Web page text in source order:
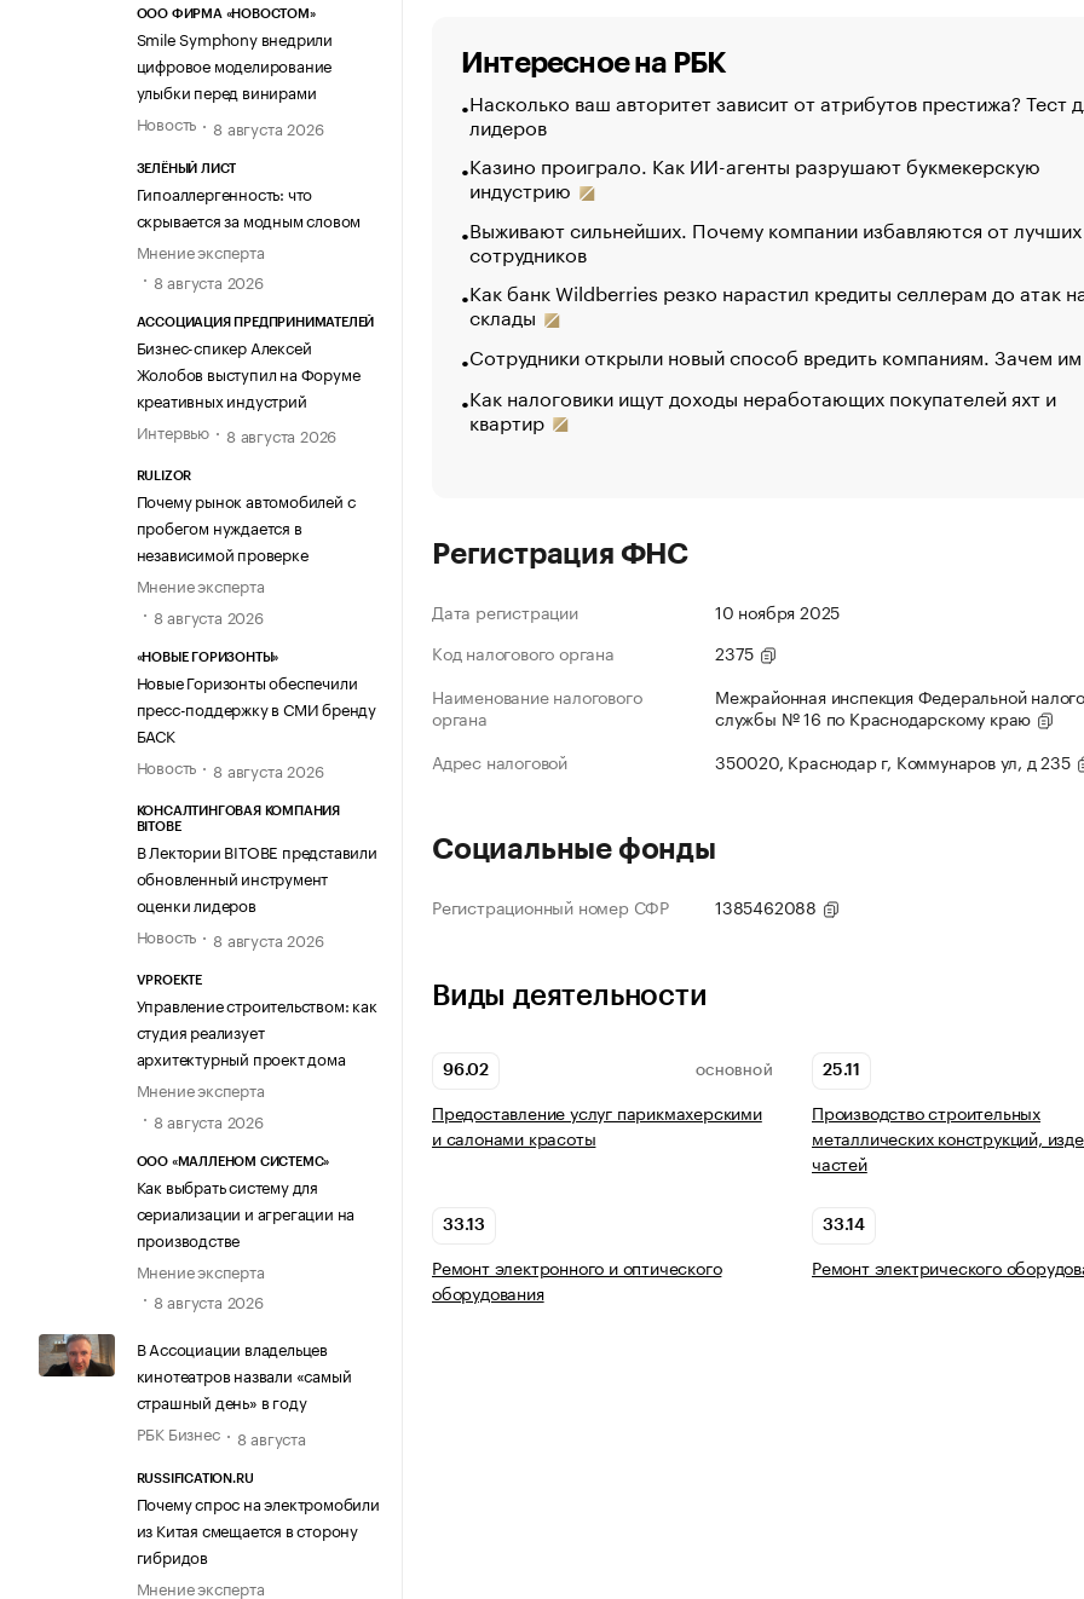
ООО ФИРМА «НОВОСТОМ»
Smile Symphony внедрили
цифровое моделирование
улыбки перед винирами
Новость
8 августа 2026
ЗЕЛЁНЫЙ ЛИСТ
Гипоаллергенность: что
скрывается за модным словом
Мнение эксперта
8 августа 2026
АССОЦИАЦИЯ ПРЕДПРИНИМАТЕЛЕЙ
Бизнес-спикер Алексей
Жолобов выступил на Форуме
креативных индустрий
Интервью
8 августа 2026
RULIZOR
Почему рынок автомобилей с
пробегом нуждается в
независимой проверке
Мнение эксперта
8 августа 2026
«НОВЫЕ ГОРИЗОНТЫ»
Новые Горизонты обеспечили
пресс-поддержку в СМИ бренду
БАСК
Новость
8 августа 2026
КОНСАЛТИНГОВАЯ КОМПАНИЯ
BITOBE
В Лектории BITOBE представили
обновленный инструмент
оценки лидеров
Новость
8 августа 2026
VPROEKTE
Управление строительством: как
студия реализует
архитектурный проект дома
Мнение эксперта
8 августа 2026
ООО «МАЛЛЕНОМ СИСТЕМС»
Как выбрать систему для
сериализации и агрегации на
производстве
Мнение эксперта
8 августа 2026
В Ассоциации владельцев
кинотеатров назвали «самый
страшный день» в году
РБК Бизнес
8 августа
RUSSIFICATION.RU
Почему спрос на электромобили
из Китая смещается в сторону
гибридов
Мнение эксперта
Интересное на РБК
Насколько ваш авторитет зависит от атрибутов престижа? Тест
лидеров
Казино проиграло. Как ИИ-агенты разрушают букмекерскую
индустрию
Выживают сильнейших. Почему компании избавляются от лучших
сотрудников
Как банк Wildberries резко нарастил кредиты селлерам до атак
склады
Сотрудники открыли новый способ вредить компаниям. Зачем
Как налоговики ищут доходы неработающих покупателей яхт и
квартир
Регистрация ФНС
Дата регистрации
10 ноября 2025
Код налогового органа
2375
Наименование налогового
органа
Межрайонная инспекция Федеральной
службы № 16 по Краснодарскому краю
Адрес налоговой
350020, Краснодар г, Коммунаров ул, д 235
Социальные фонды
Регистрационный номер СФР 1385462088
Виды деятельности
96.02 ОСНОВНОЙ
Предоставление услуг парикмахерскими
и салонами красоты
25.11
Производство строительных
металлических конструкций,
частей
33.13
Ремонт электронного и оптического
оборудования
33.14
Ремонт электрического